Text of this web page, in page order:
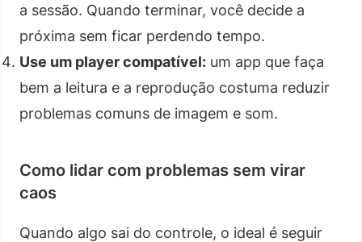
a sessão. Quando terminar, você decide a
próxima sem ficar perdendo tempo.
Use um player compatível: um app que faça
bem a leitura e a reprodução costuma reduzir
problemas comuns de imagem e som.
Como lidar com problemas sem virar
caos
Quando algo sai do controle, o ideal é seguir